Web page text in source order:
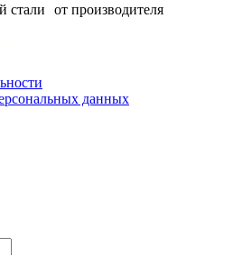
от производителя
данных